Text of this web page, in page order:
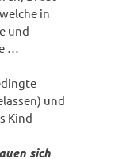
in
und
…
und
Kind –
sich